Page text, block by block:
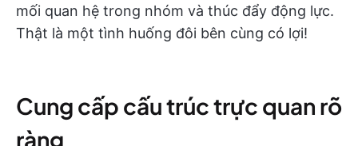
mối quan hệ trong nhóm và thúc đẩy động lực.
Thật là một tình huống đôi bên cùng có lợi!
Cung cấp cấu trúc trực quan rõ
ràng